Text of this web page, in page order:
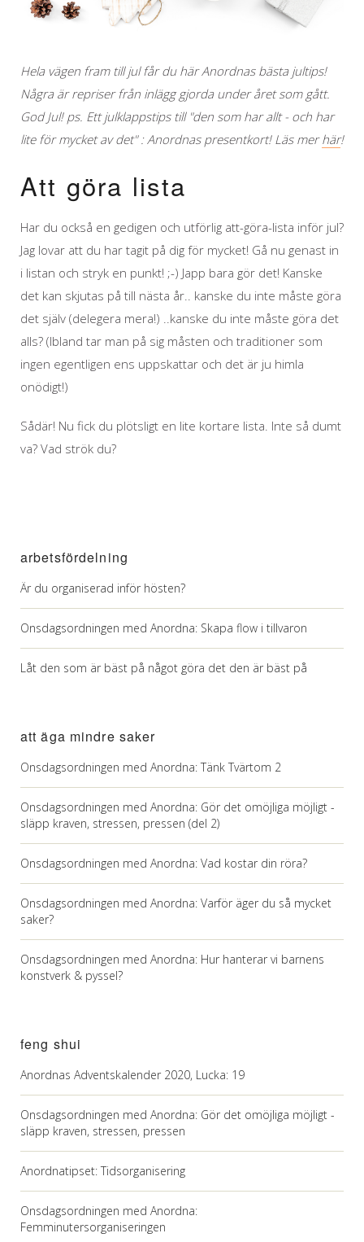
Hela vägen fram till jul får du här Anordnas bästa jultips!
Några är repriser från inlägg gjorda under året som gått.
God Jul! ps. Ett julklappstips till "den som har allt - och har
lite för mycket av det" : Anordnas presentkort! Läs merhär!
Att göra lista
Har du också en gedigen och utförlig att-göra-lista inför jul?
Jag lovar att du har tagit på dig för mycket! Gå nu genast in
i listan och stryk en punkt! ;-) Japp bara gör det! Kanske
det kan skjutas på till nästa år.. kanske du inte måste göra
det själv (delegera mera!) ..kanske du inte måste göra det
alls? (Ibland tar man på sig måsten och traditioner som
ingen egentligen ens uppskattar och det är ju himla
onödigt!)
Sådär! Nu fick du plötsligt en lite kortare lista. Inte så dumt
va? Vad strök du?
arbetsfördelning
Är du organiserad inför hösten?
Onsdagsordningen med Anordna: Skapa flow i tillvaron
Låt den som är bäst på något göra det den är bäst på
att äga mindre saker
Onsdagsordningen med Anordna: Tänk Tvärtom 2
Onsdagsordningen med Anordna: Gör det omöjliga möjligt -
släpp kraven, stressen, pressen (del 2)
Onsdagsordningen med Anordna: Vad kostar din röra?
Onsdagsordningen med Anordna: Varför äger du så mycket
saker?
Onsdagsordningen med Anordna: Hur hanterar vi barnens
konstverk & pyssel?
feng shui
Anordnas Adventskalender 2020, Lucka: 19
Onsdagsordningen med Anordna: Gör det omöjliga möjligt -
släpp kraven, stressen, pressen
Anordnatipset: Tidsorganisering
Onsdagsordningen med Anordna:
Femminutersorganiseringen